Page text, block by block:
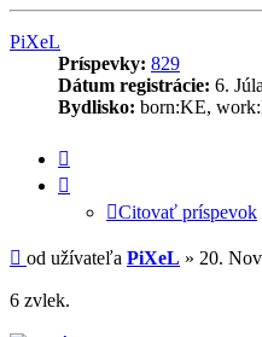
PiXeL
Príspevky: 829
Dátum registrácie: 6.
Bydlisko: born:KE,
Citovať príspevok
Príspevok
od užívateľa PiXeL » 20.
6 zvlek.